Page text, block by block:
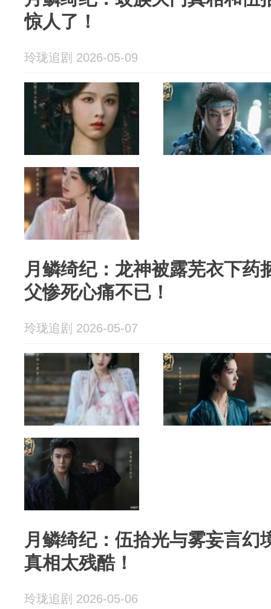
惊人了！
玲珑追剧 2026-05-09
月鳞绮纪：龙神被露芜衣下药
父惨死心痛不已！
玲珑追剧 2026-05-07
月鳞绮纪：伍拾光与雾妄言幻
真相太残酷！
玲珑追剧 2026-05-06